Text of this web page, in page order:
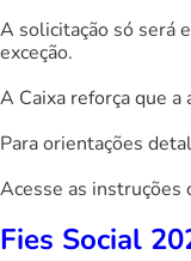
A solicitação só será
exceção.
A Caixa reforça que
Para orientações
Acesse as instruções
Fies Social